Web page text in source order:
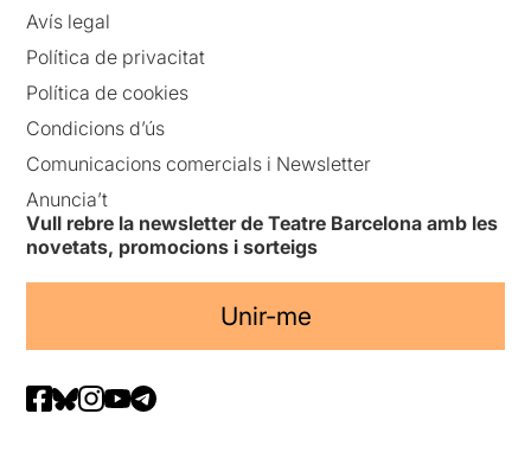
Avís legal
Política de privacitat
Política de cookies
Condicions d’ús
Comunicacions comercials i Newsletter
Anuncia’t
Vull rebre la newsletter de Teatre Barcelona amb les
novetats, promocions i sorteigs
Unir-me